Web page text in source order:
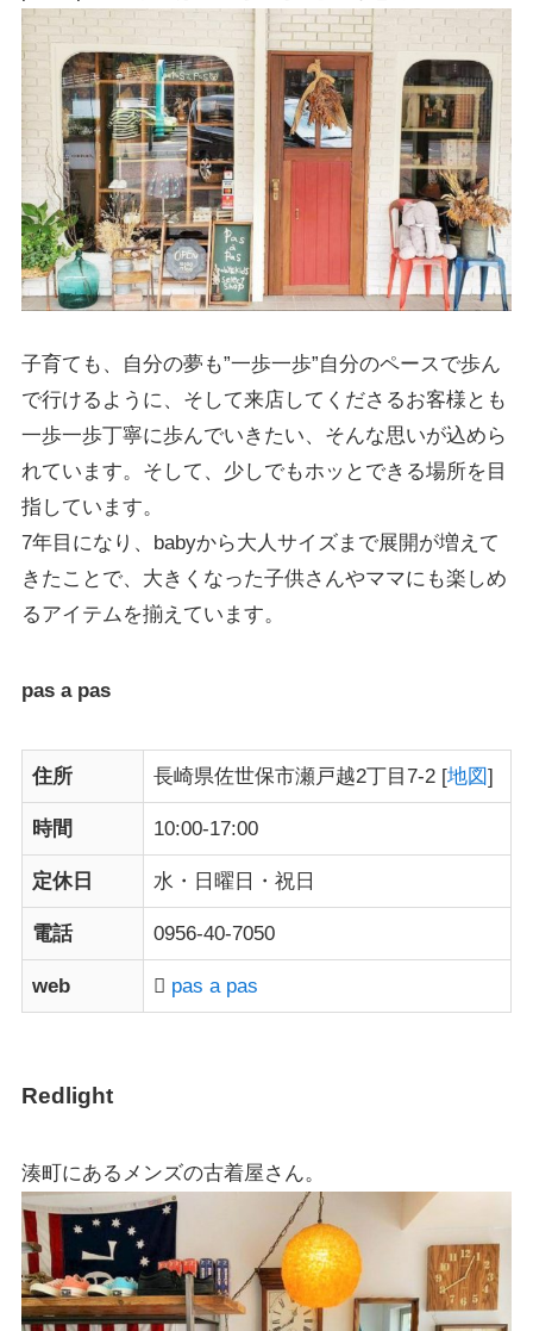
子育ても、自分の夢も”一歩一歩”自分のペースで歩ん
で行けるように、そして来店してくださるお客様とも
一歩一歩丁寧に歩んでいきたい、そんな思いが込めら
れています。そして、少しでもホッとできる場所を目
指しています。
7年目になり、
babyから大人サイズまで展開が増えて
きたことで、大きくなった子供さんやママにも楽しめ
るアイテムを揃えています。
pas a pas
住所 長崎県佐世保市瀬戸越2丁目7-2 [地図]
時間 10:00-17:00
定休日 水・日曜日・祝日
電話 0956-40-7050
web pas a pas
Redlight
湊町にある メンズの古着屋さん。